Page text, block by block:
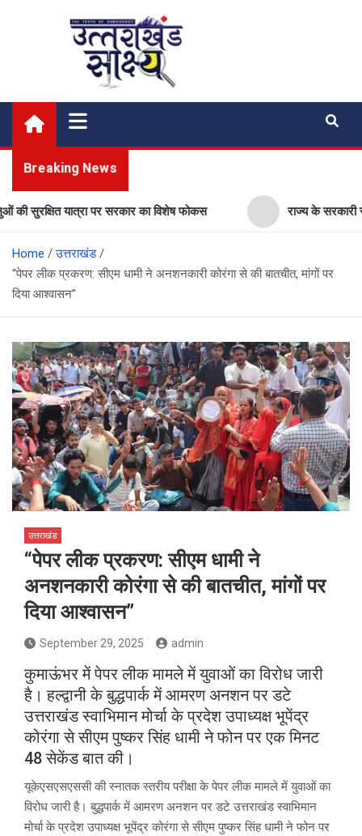
Uttarakhand Shakshya
My News Portal
Breaking News
यात्रा पर सरकार का विशेष फोकस राज्य के सरकारी स्कूलों में
Home
उत्तराखंड
“पेपर लीक प्रकरण: सीएम धामी ने अनशनकारी कोरंगा से की बातचीत, मांगों पर
दिया आश्वासन”
उत्तराखंड
“पेपर लीक प्रकरण: सीएम धामी ने
अनशनकारी कोरंगा से की बातचीत, मांगों पर
दिया आश्वासन”
September 29, 2025 admin
कुमाऊंभर में पेपर लीक मामले में युवाओं का विरोध जारी
है। हल्द्वानी के बुद्धपार्क में आमरण अनशन पर डटे
उत्तराखंड स्वाभिमान मोर्चा के प्रदेश उपाध्यक्ष भूपेंद्र
कोरंगा से सीएम पुष्कर सिंह धामी ने फोन पर एक मिनट
48 सेकेंड बात की।
यूकेएसएसएससी की स्नातक स्तरीय परीक्षा के पेपर लीक मामले में युवाओं का
विरोध जारी है। बुद्धपार्क में आमरण अनशन पर डटे उत्तराखंड स्वाभिमान
मोर्चा के प्रदेश उपाध्यक्ष भूपेंद्र कोरंगा से सीएम पुष्कर सिंह धामी ने फोन पर